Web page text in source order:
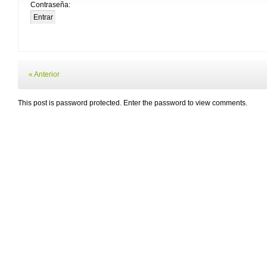
Contraseña:
« Anterior
This post is password protected. Enter the password to view comments.